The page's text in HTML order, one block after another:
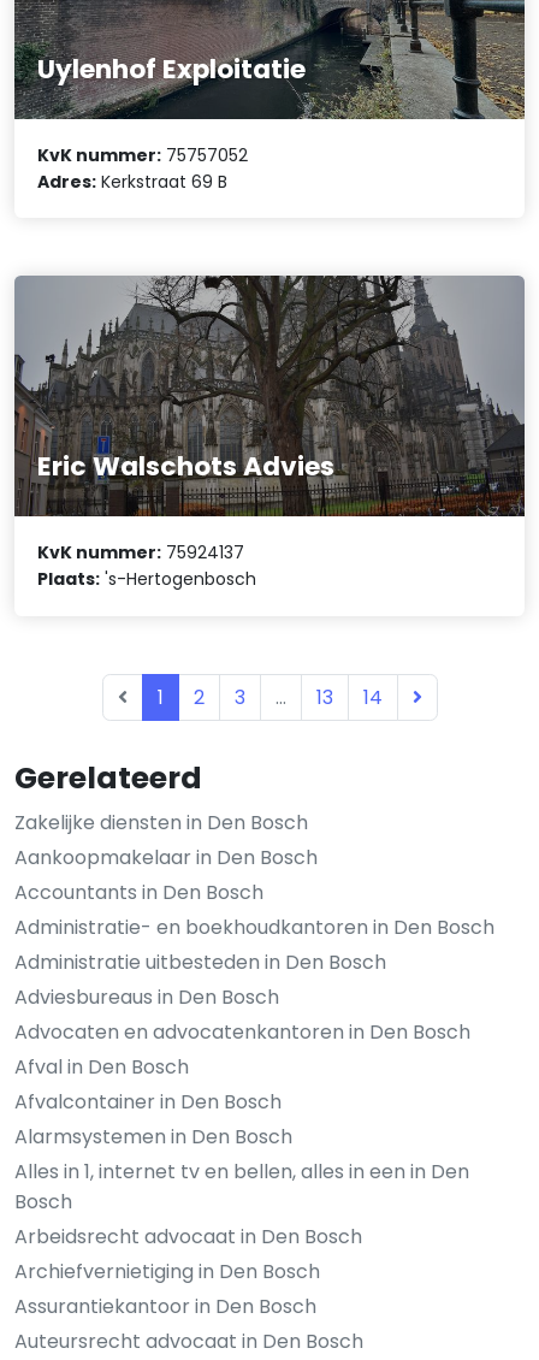
Gerelateerd
Zakelijke diensten in Den Bosch
Aankoopmakelaar in Den Bosch
Accountants in Den Bosch
Administratie- en boekhoudkantoren in Den Bosch
Administratie uitbesteden in Den Bosch
Adviesbureaus in Den Bosch
Advocaten en advocatenkantoren in Den Bosch
Afval in Den Bosch
Afvalcontainer in Den Bosch
Alarmsystemen in Den Bosch
Alles in 1, internet tv en bellen, alles in een in Den
Bosch
Arbeidsrecht advocaat in Den Bosch
Archiefvernietiging in Den Bosch
Assurantiekantoor in Den Bosch
Auteursrecht advocaat in Den Bosch
Uylenhof Exploitatie
KvK nummer: 75757052
Adres: Kerkstraat 69 B
Eric Walschots Advies
KvK nummer: 75924137
Plaats: 's-Hertogenbosch
1 2 3 ... 13 14